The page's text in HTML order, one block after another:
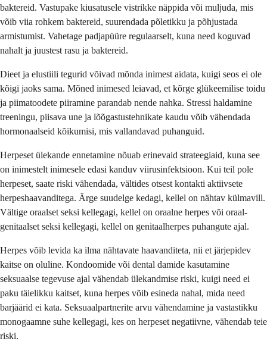
baktereid. Vastupake kiusatusele vistrikke näppida või muljuda, mis
võib viia rohkem baktereid, suurendada põletikku ja põhjustada
armistumist. Vahetage padjapüüre regulaarselt, kuna need koguvad
nahalt ja juustest rasu ja baktereid.
Dieet ja elustiili tegurid võivad mõnda inimest aidata, kuigi seos ei ole
kõigi jaoks sama. Mõned inimesed leiavad, et kõrge glükeemilise toidu
ja piimatoodete piiramine parandab nende nahka. Stressi haldamine
treeningu, piisava une ja lõõgastustehnikate kaudu võib vähendada
hormonaalseid kõikumisi, mis vallandavad puhanguid.
Herpeset ülekande ennetamine nõuab erinevaid strateegiaid, kuna see
on inimestelt inimesele edasi kanduv viirusinfektsioon. Kui teil pole
herpeset, saate riski vähendada, vältides otsest kontakti aktiivsete
herpeshaavanditega. Ärge suudelge kedagi, kellel on nähtav külmavill.
Vältige oraalset seksi kellegagi, kellel on oraalne herpes või oraal-
genitaalset seksi kellegagi, kellel on genitaalherpes puhangute ajal.
Herpes võib levida ka ilma nähtavate haavanditeta, nii et järjepidev
kaitse on oluline. Kondoomide või dental damide kasutamine
seksuaalse tegevuse ajal vähendab ülekandmise riski, kuigi need ei
paku täielikku kaitset, kuna herpes võib esineda nahal, mida need
barjäärid ei kata. Seksuaalpartnerite arvu vähendamine ja vastastikku
monogaamne suhe kellegagi, kes on herpeset negatiivne, vähendab teie
riski.